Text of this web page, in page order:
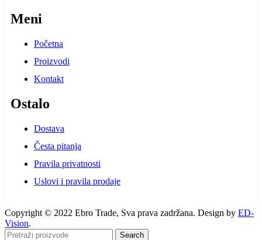
Meni
Početna
Proizvodi
Kontakt
Ostalo
Dostava
Česta pitanja
Pravila privatnosti
Uslovi i pravila prodaje
Copyright © 2022 Ebro Trade, Sva prava zadržana. Design by ED-
Vision.
Search